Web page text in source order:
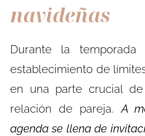
navideñas
Durante la temporada
establecimiento de
en una parte crucial
relación de pareja.A
agenda se llena de